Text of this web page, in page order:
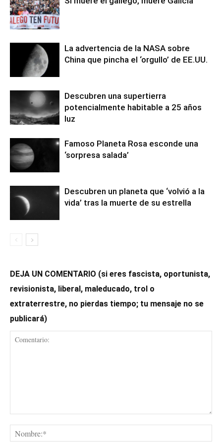
La advertencia de la NASA sobre
China que pincha el ‘orgullo’ de EE.UU.
Descubren una supertierra
potencialmente habitable a 25 años
luz
Famoso Planeta Rosa esconde una
‘sorpresa salada’
Descubren un planeta que ‘volvió a la
vida’ tras la muerte de su estrella
DEJA UN COMENTARIO (si eres fascista, oportunista,
revisionista, liberal, maleducado, trol o
extraterrestre, no pierdas tiempo; tu mensaje no se
publicará)